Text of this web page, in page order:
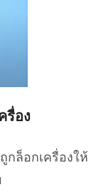
รื่อง
กล็อกเครื่องให้